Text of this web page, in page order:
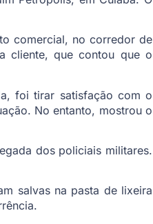
comercial, no corredor de
cliente, que contou que o
foi tirar satisfação com o
No entanto, mostrou o
dos policiais militares.
salvas na pasta de lixeira